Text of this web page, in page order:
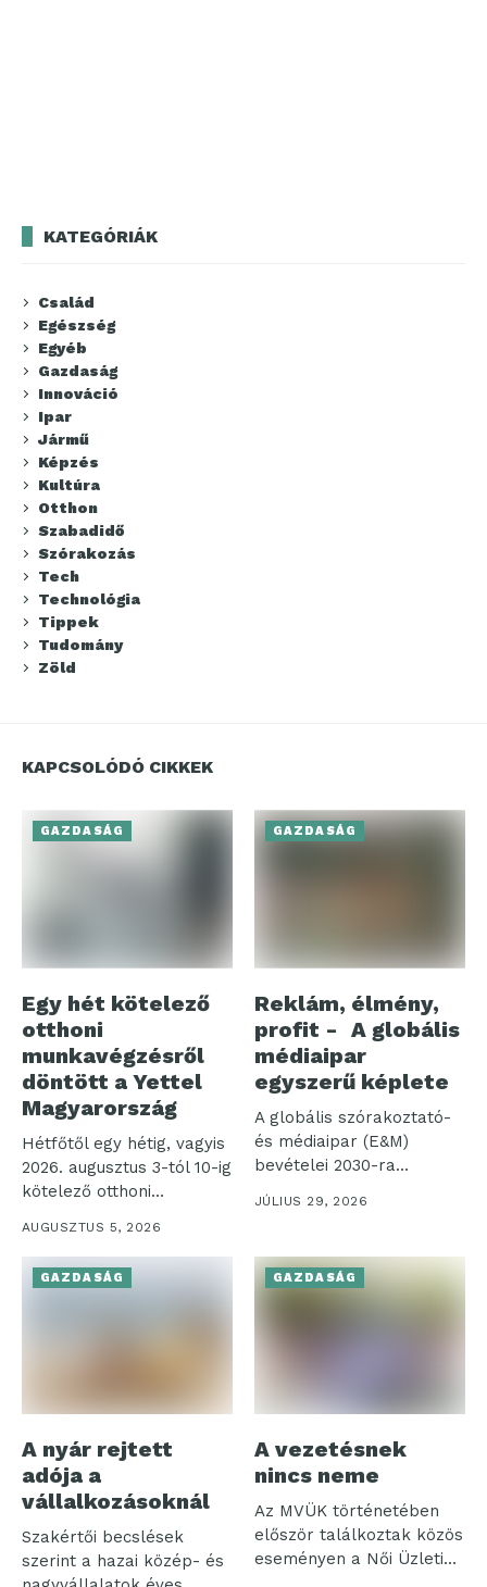
KATEGÓRIÁK
Család
Egészség
Egyéb
Gazdaság
Innováció
Ipar
Jármű
Képzés
Kultúra
Otthon
Szabadidő
Szórakozás
Tech
Technológia
Tippek
Tudomány
Zöld
KAPCSOLÓDÓ CIKKEK
GAZDASÁG
Egy hét kötelező
otthoni
munkavégzésről
döntött a Yettel
Magyarország
Hétfőtől egy hétig, vagyis
2026. augusztus 3-tól 10-ig
kötelező otthoni
AUGUSZTUS 5, 2026
GAZDASÁG
Reklám, élmény,
profit - A globális
médiaipar
egyszerű képlete
A globális szórakoztató-
és médiaipar (E&M)
bevételei 2030-ra
elérhetik a 4,2 ezer...
JÚLIUS 29, 2026
GAZDASÁG
A nyár rejtett
adója a
vállalkozásoknál
Szakértői becslések
szerint a hazai közép- és
GAZDASÁG
A vezetésnek
nincs neme
Az MVÜK történetében
először találkoztak közös
eseményen a Női Üzleti